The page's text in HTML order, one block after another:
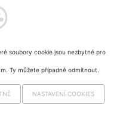
polyester,
Skladem > 5 ks Odesíláme
soubory cookie jsou nezbytné pro
Ty můžete případně odmítnout.
NASTAVENÍ COOKIES